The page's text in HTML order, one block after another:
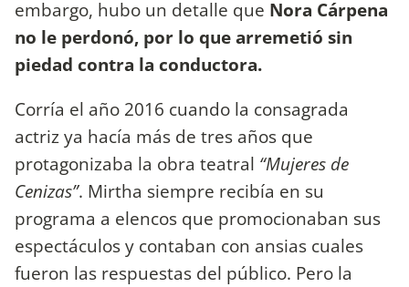
embargo, hubo un detalle que Nora Cárpena
no le perdonó, por lo que arremetió sin
piedad contra la conductora.
Corría el año 2016 cuando la consagrada
actriz ya hacía más de tres años que
protagonizaba la obra teatral “Mujeres de
Cenizas”. Mirtha siempre recibía en su
programa a elencos que promocionaban sus
espectáculos y contaban con ansias cuales
fueron las respuestas del público. Pero la